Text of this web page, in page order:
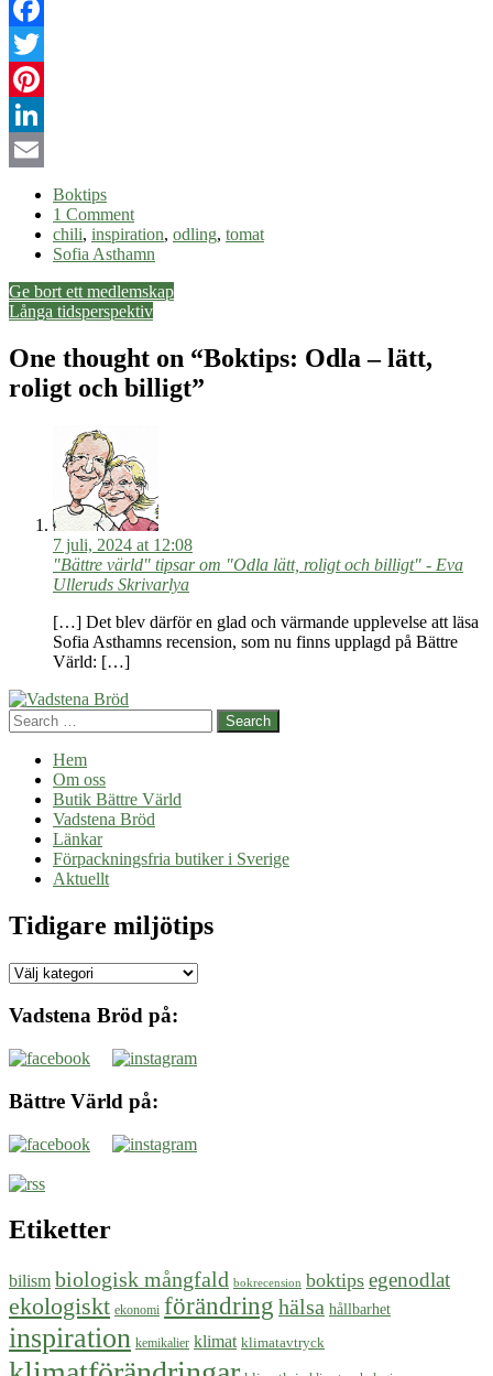
Facebook
Twitter
Pinterest
LinkedIn
Boktips
1 Comment
chili, inspiration, odling, tomat
Sofia Asthamn
Post
navigation
Ge bort ett medlemskap
Långa tidsperspektiv
One thought on “Boktips: Odla – lätt,
roligt och billigt”
7 juli, 2024 at 12:08
"Bättre värld" tipsar om "Odla lätt, roligt och billigt" - Eva
Ulleruds Skrivarlya
[…] Det blev därför en glad och värmande upplevelse att läsa
Sofia Asthamns recension, som nu finns upplagd på Bättre
Värld: […]
Search
Hem
Om oss
Butik Bättre Värld
Vadstena Bröd
Länkar
Förpackningsfria butiker i Sverige
Aktuellt
Tidigare miljötips
Tidigare
Vadstena Bröd på:
Bättre Värld på:
Etiketter
bilism biologisk mångfald bokrecension boktips egenodlat
ekologiskt ekonomi förändring hälsa hållbarhet
inspiration kemikalier klimat klimatavtryck